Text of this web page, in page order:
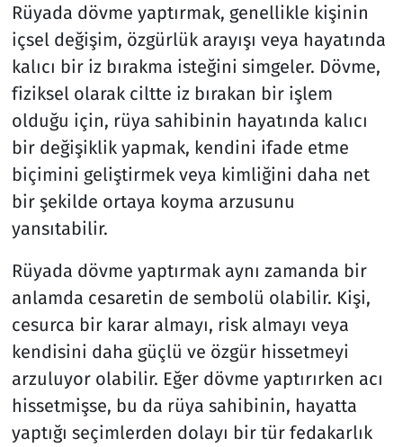
Rüyada dövme yaptırmak, genellikle kişinin
içsel değişim, özgürlük arayışı veya hayatında
kalıcı bir iz bırakma isteğini simgeler. Dövme,
fiziksel olarak ciltte iz bırakan bir işlem
olduğu için, rüya sahibinin hayatında kalıcı
bir değişiklik yapmak, kendini ifade etme
biçimini geliştirmek veya kimliğini daha net
bir şekilde ortaya koyma arzusunu
yansıtabilir.
Rüyada dövme yaptırmak aynı zamanda bir
anlamda cesaretin de sembolü olabilir. Kişi,
cesurca bir karar almayı, risk almayı veya
kendisini daha güçlü ve özgür hissetmeyi
arzuluyor olabilir. Eğer dövme yaptırırken acı
hissetmişse, bu da rüya sahibinin, hayatta
yaptığı seçimlerden dolayı bir tür fedakarlık
Seçim 2023
Spor
Teknoloji ve Bilim
Televizyon